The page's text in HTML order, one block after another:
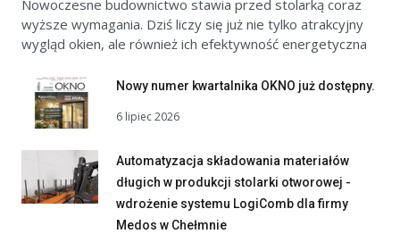
Nowoczesne budownictwo stawia przed stolarką coraz
wyższe wymagania. Dziś liczy się już nie tylko atrakcyjny
wygląd okien, ale również ich efektywność energetyczna
Nowy numer kwartalnika OKNO już dostępny.
6 lipiec 2026
Automatyzacja składowania materiałów
długich w produkcji stolarki otworowej -
wdrożenie systemu LogiComb dla firmy
Medos w Chełmnie